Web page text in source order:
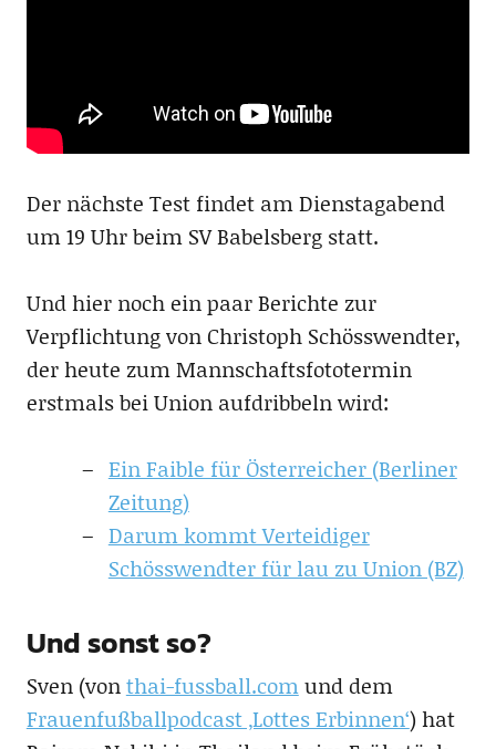
Der nächste Test findet am Dienstagabend
um 19 Uhr beim SV Babelsberg statt.
Und hier noch ein paar Berichte zur
Verpflichtung von Christoph Schösswendter,
der heute zum Mannschaftsfototermin
erstmals bei Union aufdribbeln wird:
Ein Faible für Österreicher (Berliner
Zeitung)
Darum kommt Verteidiger
Schösswendter für lau zu Union (BZ)
Und sonst so?
Sven (vonthai-fussball.comund dem
Frauenfußballpodcast ‚Lottes Erbinnen‘) hat